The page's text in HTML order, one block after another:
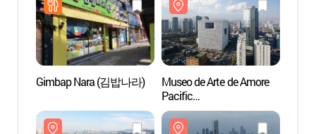
Gimbap Nara (김밥나라)
Museo de Arte de Amore
Pacific
(아모레퍼시픽미술관)